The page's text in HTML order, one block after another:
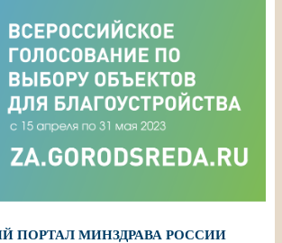
ПОРТАЛ МИНЗДРАВА РОССИИ